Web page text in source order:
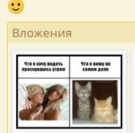
Вложения